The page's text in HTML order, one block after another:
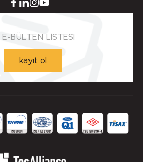
BÜLTEN LİSTESİ
kayıt ol